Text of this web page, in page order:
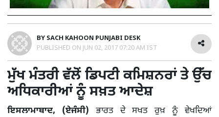
BY SACH KAHOON PUNJABI DESK
PUBLISHED ON JUN 02, 2017 07:20 AM IST
ਮੁੱਖ ਮੰਤਰੀ ਵੱਲੋਂ ਡਿਪਟੀ ਕਮਿਸ਼ਨਰਾਂ ਤੇ ਉੱਚ
ਅਧਿਕਾਰੀਆਂ ਨੂੰ ਸਖ਼ਤ ਆਦੇਸ਼
ਇਸਲਾਮਾਬਾਦ, (ਏਜੰਸੀ) ਭਾਰਤ ਦੇ ਸਖਤ ਰੁਖ਼ ਨੂੰ ਵੇਖਦਿਆਂ